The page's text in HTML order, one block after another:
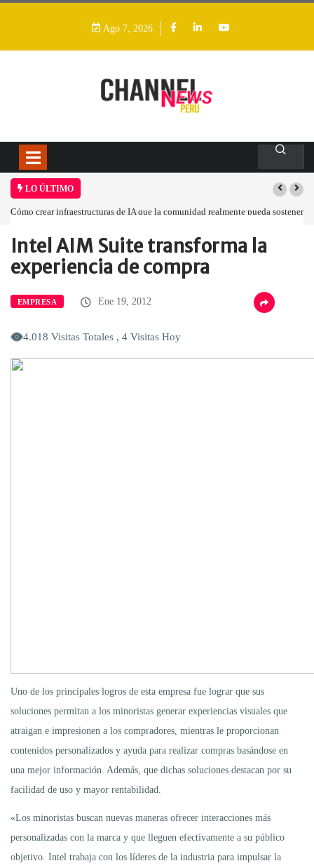
Ago 7, 2026
LO ÚLTIMO
Cómo crear infraestructuras de IA que la comunidad realmente pueda sostener
Home Empresa Intel AIM Suite…
Intel AIM Suite transforma la
experiencia de compra
EMPRESA Ene 19, 2012
4.018 Visitas Totales , 4 Visitas Hoy
Uno de los principales logros de esta empresa fue lograr que sus
soluciones permitan a los minoristas generar experiencias visuales que
atraigan e impresionen a los compradores, mientras le proporcionan
contenidos personalizados y ayuda para realizar compras basándose en
una mejor información. Además, que dichas soluciones destacan por su
facilidad de uso y mayor rentabilidad.
«Los minoristas buscan nuevas maneras ofrecer interacciones más
personalizadas con la marca y que lleguen efectivamente a su público
objetivo. Intel trabaja con los líderes de la industria para impulsar la